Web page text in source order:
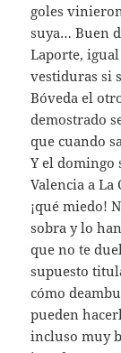
goles
suya… Buen
Laporte, igual
vestiduras si
Bóveda el
demostrado
que cuando
Y el domingo
Valencia a
¡qué miedo!
sobra y lo
que no te
supuesto
cómo
pueden
incluso muy